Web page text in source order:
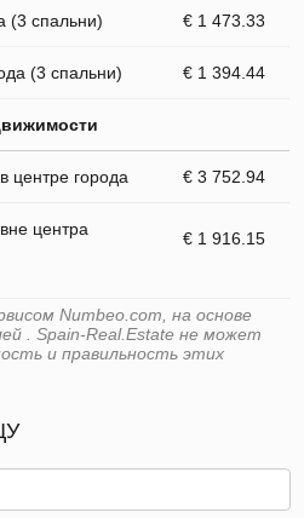
(3 спальни) € 1 473.33
(3 спальни) € 1 394.44
центре города € 3 752.94
центра
€ 1 916.15
Numbeo.com, на основе
. Spain-Real.Estate не может
и правильность этих